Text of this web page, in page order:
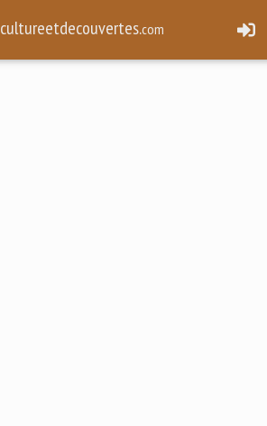
cultureetdecouvertes.com